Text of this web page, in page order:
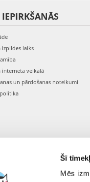
Šī
Mēs
izpildes laiks
interneta veikalā
un pārdošanas noteikumi